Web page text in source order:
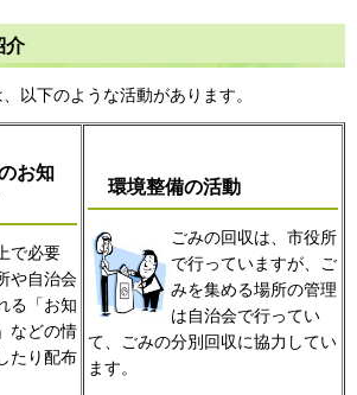
介
以下のような活動があります。
お知
で必要
や自治会
る「お知
などの情
たり配布
環境整備の活動
ごみの回収は、市役所
で行っていますが、ご
みを集める場所の管理
は自治会で行ってい
て、ごみの分別回収に協力してい
ます。